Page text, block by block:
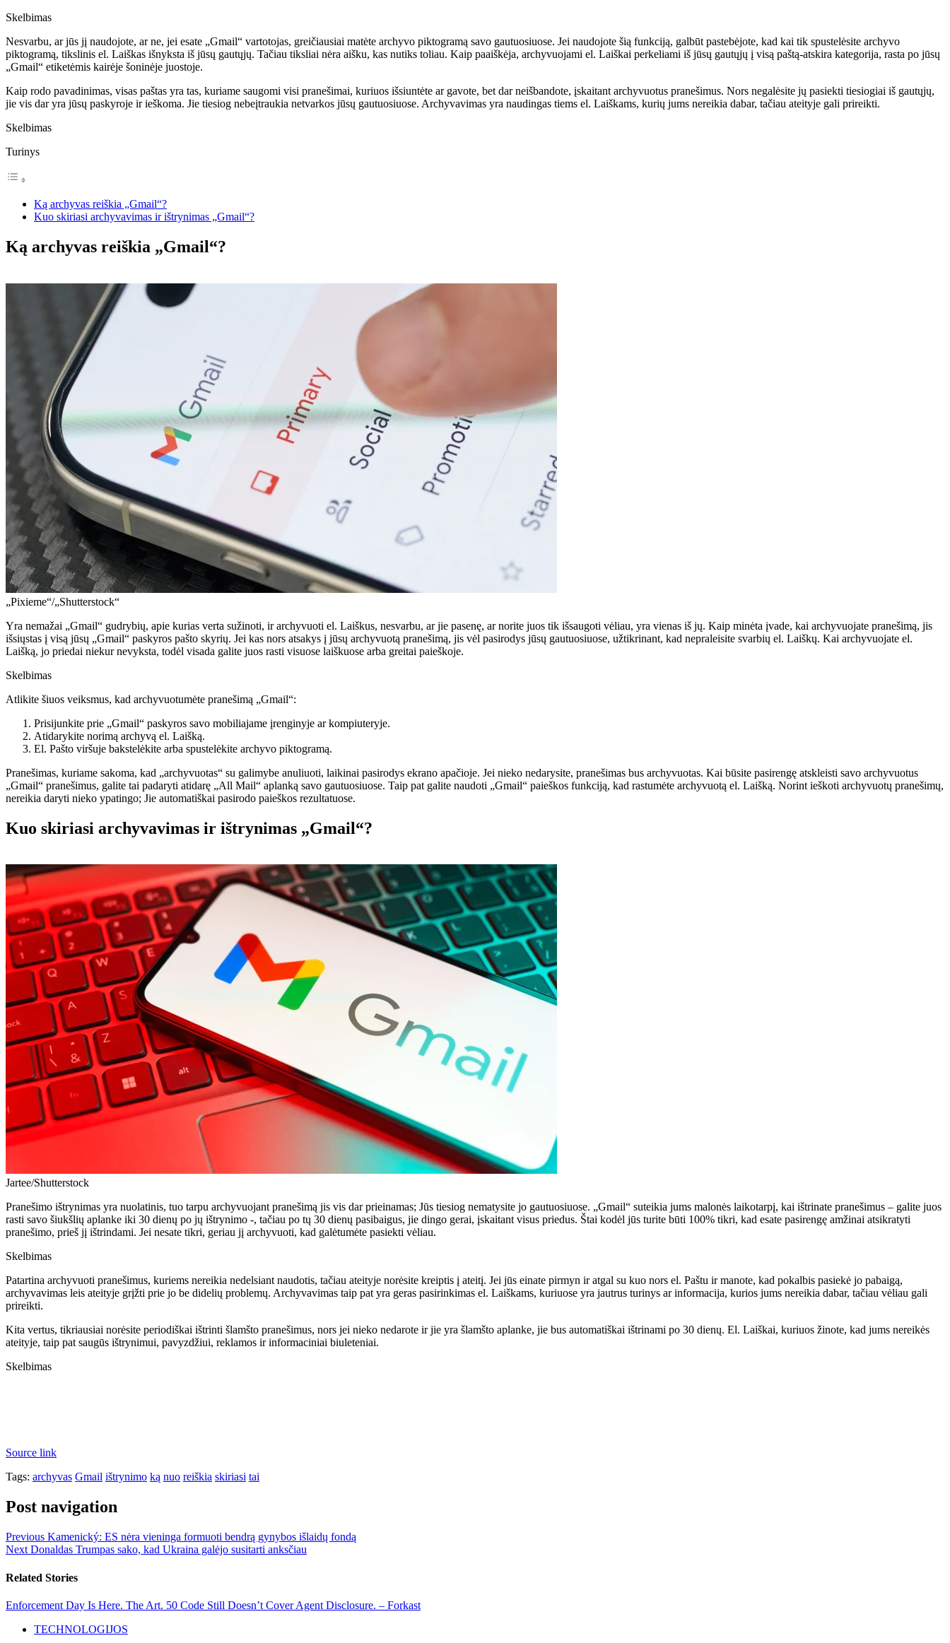
Skelbimas
Nesvarbu, ar jūs jį naudojote, ar ne, jei esate „Gmail“ vartotojas, greičiausiai matėte archyvo piktogramą savo gautuosiuose. Jei naudojote šią funkciją, galbūt pastebėjote, kad kai tik spustelėsite archyvo
piktogramą, tikslinis el. Laiškas išnyksta iš jūsų gautųjų. Tačiau tiksliai nėra aišku, kas nutiks toliau. Kaip paaiškėja, archyvuojami el. Laiškai perkeliami iš jūsų gautųjų į visą paštą-atskira kategorija, rasta po jūsų
„Gmail“ etiketėmis kairėje šoninėje juostoje.
Kaip rodo pavadinimas, visas paštas yra tas, kuriame saugomi visi pranešimai, kuriuos išsiuntėte ar gavote, bet dar neišbandote, įskaitant archyvuotus pranešimus. Nors negalėsite jų pasiekti tiesiogiai iš gautųjų,
jie vis dar yra jūsų paskyroje ir ieškoma. Jie tiesiog nebeįtraukia netvarkos jūsų gautuosiuose. Archyvavimas yra naudingas tiems el. Laiškams, kurių jums nereikia dabar, tačiau ateityje gali prireikti.
Skelbimas
Turinys
Ką archyvas reiškia „Gmail“?
Kuo skiriasi archyvavimas ir ištrynimas „Gmail“?
Ką archyvas reiškia „Gmail“?
„Pixieme“/„Shutterstock“
Yra nemažai „Gmail“ gudrybių, apie kurias verta sužinoti, ir archyvuoti el. Laiškus, nesvarbu, ar jie pasenę, ar norite juos tik išsaugoti vėliau, yra vienas iš jų. Kaip minėta įvade, kai archyvuojate pranešimą, jis
išsiųstas į visą jūsų „Gmail“ paskyros pašto skyrių. Jei kas nors atsakys į jūsų archyvuotą pranešimą, jis vėl pasirodys jūsų gautuosiuose, užtikrinant, kad nepraleisite svarbių el. Laiškų. Kai archyvuojate el.
Laišką, jo priedai niekur nevyksta, todėl visada galite juos rasti visuose laiškuose arba greitai paieškoje.
Skelbimas
Atlikite šiuos veiksmus, kad archyvuotumėte pranešimą „Gmail“:
Prisijunkite prie „Gmail“ paskyros savo mobiliajame įrenginyje ar kompiuteryje.
Atidarykite norimą archyvą el. Laišką.
El. Pašto viršuje bakstelėkite arba spustelėkite archyvo piktogramą.
Pranešimas, kuriame sakoma, kad „archyvuotas“ su galimybe anuliuoti, laikinai pasirodys ekrano apačioje. Jei nieko nedarysite, pranešimas bus archyvuotas. Kai būsite pasirengę atskleisti savo archyvuotus
„Gmail“ pranešimus, galite tai padaryti atidarę „All Mail“ aplanką savo gautuosiuose. Taip pat galite naudoti „Gmail“ paieškos funkciją, kad rastumėte archyvuotą el. Laišką. Norint ieškoti archyvuotų pranešimų,
nereikia daryti nieko ypatingo; Jie automatiškai pasirodo paieškos rezultatuose.
Kuo skiriasi archyvavimas ir ištrynimas „Gmail“?
Jartee/Shutterstock
Pranešimo ištrynimas yra nuolatinis, tuo tarpu archyvuojant pranešimą jis vis dar prieinamas; Jūs tiesiog nematysite jo gautuosiuose. „Gmail“ suteikia jums malonės laikotarpį, kai ištrinate pranešimus – galite juos
rasti savo šiukšlių aplanke iki 30 dienų po jų ištrynimo -, tačiau po tų 30 dienų pasibaigus, jie dingo gerai, įskaitant visus priedus. Štai kodėl jūs turite būti 100% tikri, kad esate pasirengę amžinai atsikratyti
pranešimo, prieš jį ištrindami. Jei nesate tikri, geriau jį archyvuoti, kad galėtumėte pasiekti vėliau.
Skelbimas
Patartina archyvuoti pranešimus, kuriems nereikia nedelsiant naudotis, tačiau ateityje norėsite kreiptis į ateitį. Jei jūs einate pirmyn ir atgal su kuo nors el. Paštu ir manote, kad pokalbis pasiekė jo pabaigą,
archyvavimas leis ateityje grįžti prie jo be didelių problemų. Archyvavimas taip pat yra geras pasirinkimas el. Laiškams, kuriuose yra jautrus turinys ar informacija, kurios jums nereikia dabar, tačiau vėliau gali
prireikti.
Kita vertus, tikriausiai norėsite periodiškai ištrinti šlamšto pranešimus, nors jei nieko nedarote ir jie yra šlamšto aplanke, jie bus automatiškai ištrinami po 30 dienų. El. Laiškai, kuriuos žinote, kad jums nereikės
ateityje, taip pat saugūs ištrynimui, pavyzdžiui, reklamos ir informaciniai biuleteniai.
Skelbimas
Source link
Tags: archyvas Gmail ištrynimo ką nuo reiškia skiriasi tai
Post navigation
Previous Kamenický: ES nėra vieninga formuoti bendrą gynybos išlaidų fondą
Next Donaldas Trumpas sako, kad Ukraina galėjo susitarti anksčiau
Related Stories
Enforcement Day Is Here. The Art. 50 Code Still Doesn’t Cover Agent Disclosure. – Forkast
TECHNOLOGIJOS